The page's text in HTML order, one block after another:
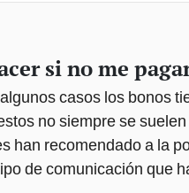
si no me
casos los bonos
no siempre se
han recomendado a la
de comunicación que